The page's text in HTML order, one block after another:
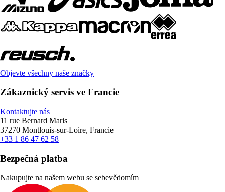
Objevte všechny naše značky
Zákaznický servis ve Francie
Kontaktujte nás
11 rue Bernard Maris
37270 Montlouis-sur-Loire, Francie
+33 1 86 47 62 58
Bezpečná platba
Nakupujte na našem webu se sebevědomím